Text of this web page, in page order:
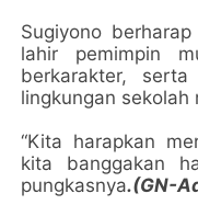
Sugiyono
lahir pemimpin
berkarakter,
lingkungan sekolah
“Kita harapkan
kita banggakan
pungkasnya.(GN-